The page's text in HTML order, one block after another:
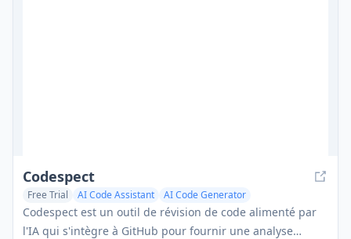
Codespect
Free Trial AI Code Assistant
AI Code Generator
AI Code Refactoring
Codespect est un outil de révision de code alimenté par
l'IA qui s'intègre à GitHub pour fournir une analyse